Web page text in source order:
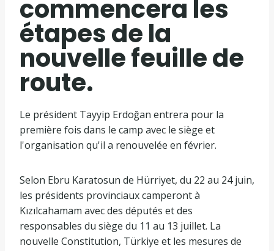
commencera les
étapes de la
nouvelle feuille de
route.
Le président Tayyip Erdoğan entrera pour la
première fois dans le camp avec le siège et
l'organisation qu'il a renouvelée en février.
Selon Ebru Karatosun de Hürriyet, du 22 au 24 juin,
les présidents provinciaux camperont à
Kızılcahamam avec des députés et des
responsables du siège du 11 au 13 juillet. La
nouvelle Constitution, Türkiye et les mesures de